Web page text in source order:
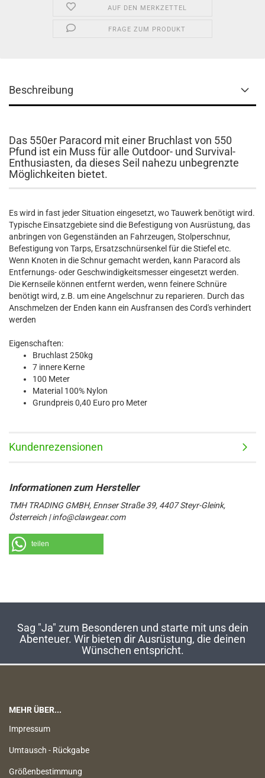
AUF DEN MERKZETTEL
FRAGE ZUM PRODUKT
Beschreibung
Das 550er Paracord mit einer Bruchlast von 550
Pfund ist ein Muss für alle Outdoor- und Survival-
Enthusiasten, da dieses Seil nahezu unbegrenzte
Möglichkeiten bietet.
Es wird in fast jeder Situation eingesetzt, wo Tauwerk benötigt wird.
Typische Einsatzgebiete sind die Befestigung von Ausrüstung, das
anbringen von Gegenständen an Fahrzeugen, Stolperschnur,
Befestigung von Tarps, Ersatzschnürsenkel für die Stiefel etc.
Wenn Knoten in die Schnur gemacht werden, kann Paracord als
Entfernungs- oder Geschwindigkeitsmesser eingesetzt werden.
Die Kernseile können entfernt werden, wenn feinere Schnüre
benötigt wird, z.B. um eine Angelschnur zu reparieren. Durch das
Anschmelzen der Enden kann ein Ausfransen des Cord's verhindert
werden
Eigenschaften:
Bruchlast 250kg
7 innere Kerne
100 Meter
Material 100% Nylon
Grundpreis 0,40 Euro pro Meter
Kundenrezensionen
TMH TRADING GMBH, Ennser Straße 39, 4407 Steyr-Gleink,
Österreich | info@clawgear.com
teilen
Sag "Ja" zum Besonderen und starte mit uns dein
Abenteuer. Wir bieten dir Ausrüstung, die deinen
Wünschen entspricht.
MEHR ÜBER...
Impressum
Umtausch - Rückgabe
Größenbestimmung